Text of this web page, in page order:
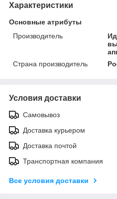
Характеристики
Основные атрибуты
Производитель
Страна производитель
Условия доставки
Самовывоз
Доставка курьером
Доставка почтой
Транспортная компания
Все условия доставки